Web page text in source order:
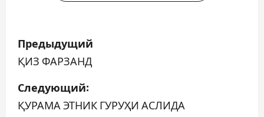
Н
а
в
и
Предыдущий
ҚИЗ ФАРЗАНД
Следующий:
ҚУРАМА ЭТНИК ГУРУҲИ АСЛИДА